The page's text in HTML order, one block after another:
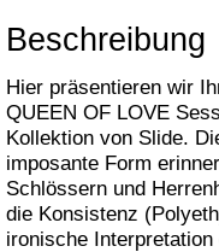
Beschreibung
Hier präsentieren wir
QUEEN OF LOVE
Kollektion von Slide.
imposante Form
Schlössern und
die Konsistenz
ironische